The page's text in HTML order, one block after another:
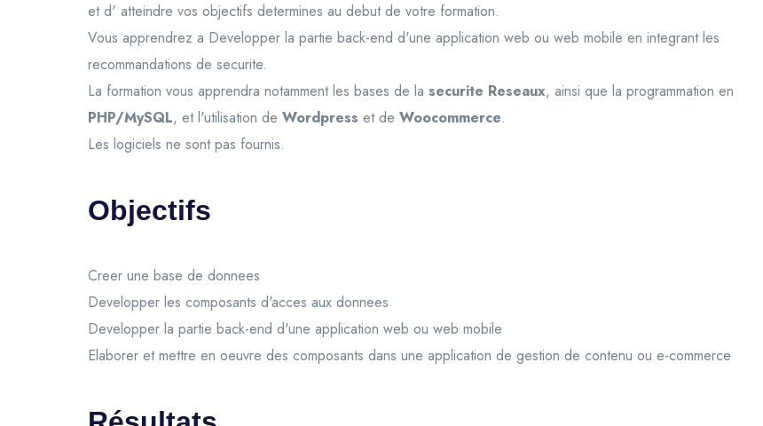
et d' atteindre vos objectifs determines au debut de votre formation.
Vous apprendrez a Developper la partie back-end d'une application web ou web mobile en integrant les
recommandations de securite.
La formation vous apprendra notamment les bases de la securite Reseaux, ainsi que la programmation en
PHP/MySQL, et l'utilisation de Wordpress et de Woocommerce.
Les logiciels ne sont pas fournis.
Objectifs
Creer une base de donnees
Developper les composants d'acces aux donnees
Developper la partie back-end d'une application web ou web mobile
Elaborer et mettre en oeuvre des composants dans une application de gestion de contenu ou e-commerce